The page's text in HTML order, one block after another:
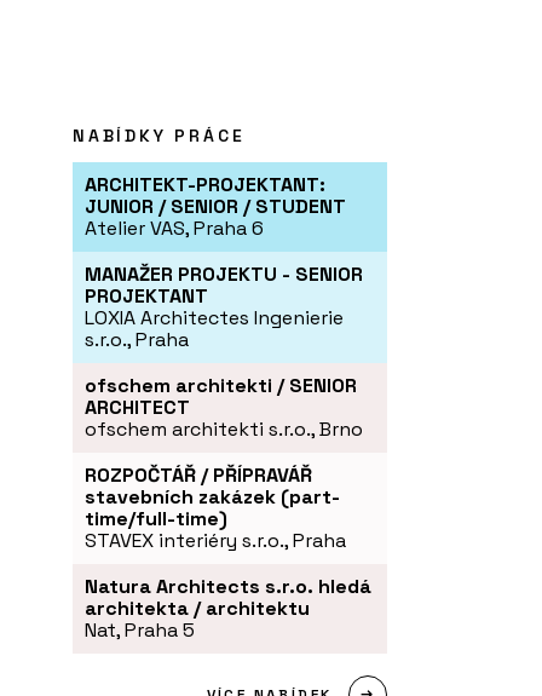
NABÍDKY PRÁCE
ARCHITEKT-PROJEKTANT:
JUNIOR / SENIOR / STUDENT
Atelier VAS, Praha 6
MANAŽER PROJEKTU - SENIOR
PROJEKTANT
LOXIA Architectes Ingenierie
s.r.o., Praha
ofschem architekti / SENIOR
ARCHITECT
ofschem architekti s.r.o., Brno
ROZPOČTÁŘ / PŘÍPRAVÁŘ
stavebních zakázek (part-
time/full-time)
STAVEX interiéry s.r.o., Praha
Natura Architects s.r.o. hledá
architekta / architektu
Nat, Praha 5